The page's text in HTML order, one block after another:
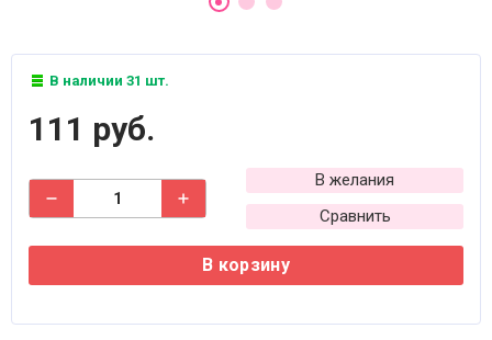
В наличии 31 шт.
111 руб.
В желания
Сравнить
В корзину